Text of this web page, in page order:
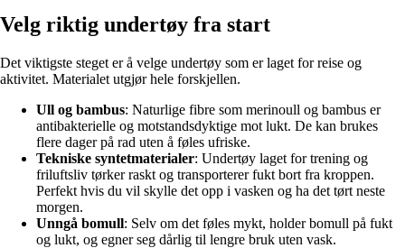
Velg riktig undertøy fra start
Det viktigste steget er å velge undertøy som er laget for reise og
aktivitet. Materialet utgjør hele forskjellen.
Ull og bambus: Naturlige fibre som merinoull og bambus er
antibakterielle og motstandsdyktige mot lukt. De kan brukes
flere dager på rad uten å føles ufriske.
Tekniske syntetmaterialer: Undertøy laget for trening og
friluftsliv tørker raskt og transporterer fukt bort fra kroppen.
Perfekt hvis du vil skylle det opp i vasken og ha det tørt neste
morgen.
Unngå bomull: Selv om det føles mykt, holder bomull på fukt
og lukt, og egner seg dårlig til lengre bruk uten vask.